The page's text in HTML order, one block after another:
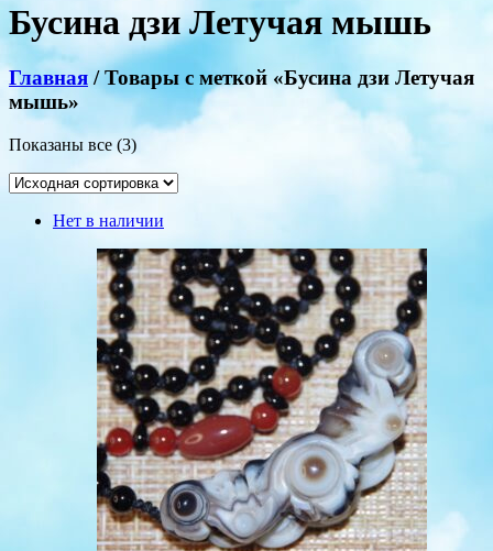
Бусина дзи Летучая мышь
Главная / Товары с меткой «Бусина дзи Летучая
мышь»
Показаны все (3)
Нет в наличии